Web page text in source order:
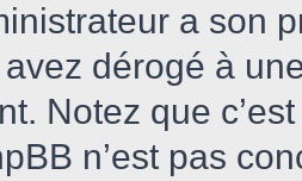
a son
dérogé à
Notez que
n’est pas